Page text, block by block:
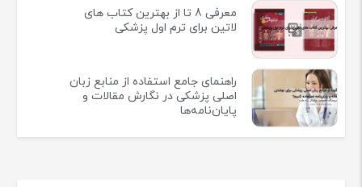
معرفی 8 تا از بهترین کتاب های
لاتین برای ترم اول پزشکی
راهنمای جامع استفاده از منابع زبان
اصلی پزشکی در نگارش مقالات و
پایان‌نامه‌ها